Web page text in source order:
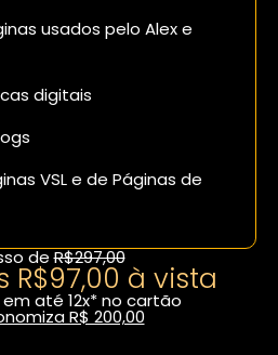
usados pelo Alex e
digitais
VSL e de Páginas de
deR$297,00
R$97,00 à vista
até 12x* no cartão
R$ 200,00